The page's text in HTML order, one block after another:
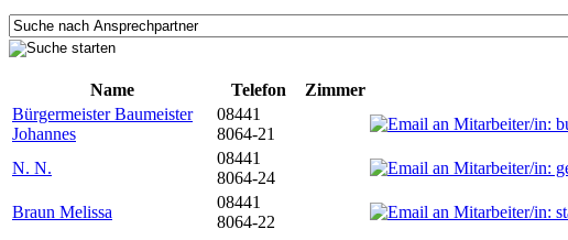
Name
Telefon Zimmer
Bürgermeister Baumeister
Johannes
08441
8064-21
N. N.
08441
8064-24
Braun Melissa
08441
8064-22